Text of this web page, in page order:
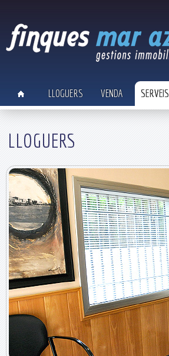
LLOGUERS VENDA SERVEIS
LLOGUERS